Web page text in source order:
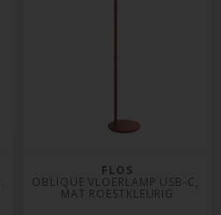
FLOS
OBLIQUE VLOERLAMP USB-C,
MAT ROESTKLEURIG